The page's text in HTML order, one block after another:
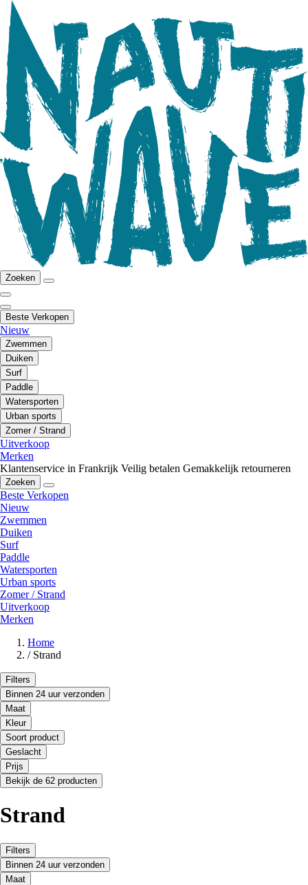
Zoeken
Beste Verkopen
Nieuw
Zwemmen
Duiken
Surf
Paddle
Watersporten
Urban sports
Zomer / Strand
Uitverkoop
Merken
Klantenservice in Frankrijk Veilig betalen Gemakkelijk retourneren
Zoeken
Beste Verkopen
Nieuw
Zwemmen
Duiken
Surf
Paddle
Watersporten
Urban sports
Zomer / Strand
Uitverkoop
Merken
Home
/ Strand
Filters
Binnen 24 uur verzonden
Maat
Kleur
Soort product
Geslacht
Prijs
Bekijk de 62 producten
Strand
Filters
Binnen 24 uur verzonden
Maat